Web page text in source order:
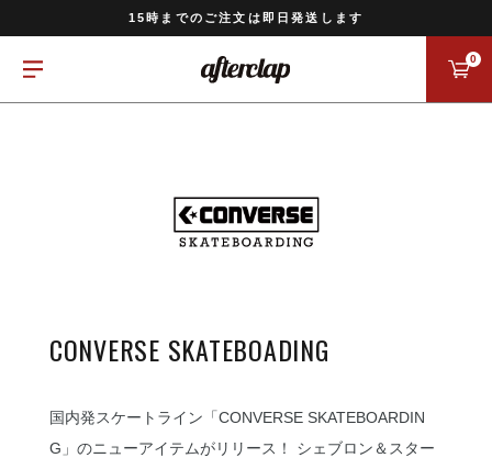
15時までのご注文は即日発送します
0
CONVERSE SKATEBOADING
国内発スケートライン「CONVERSE SKATEBOARDIN
G」のニューアイテムがリリース！ シェブロン＆スター